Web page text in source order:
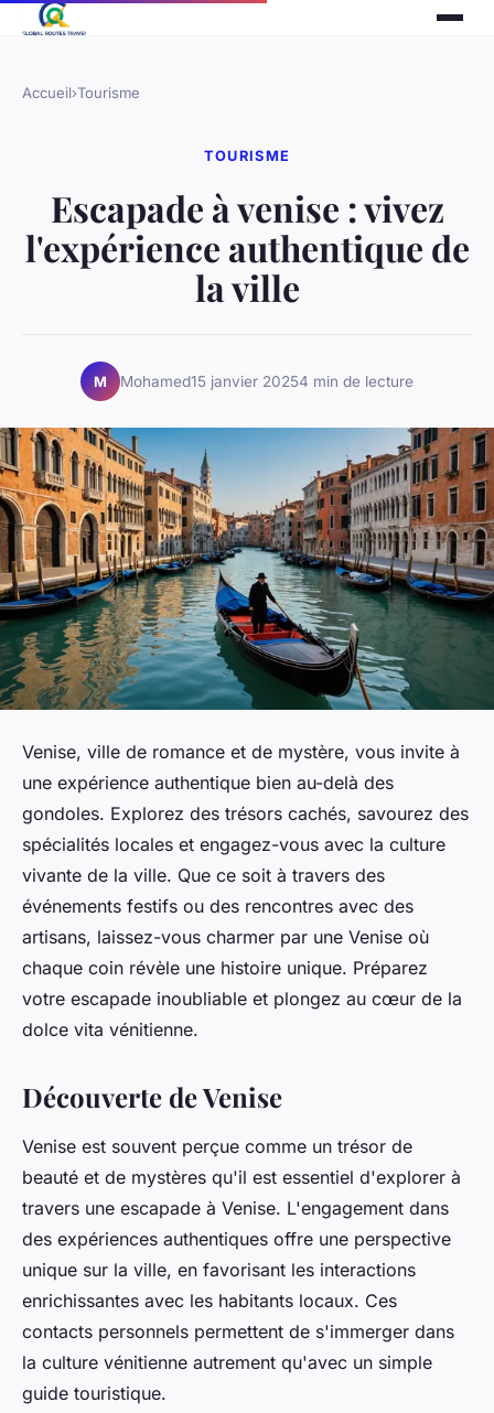
Accueil›Tourisme
TOURISME
Escapade à venise : vivez
l'expérience authentique de
la ville
M Mohamed15 janvier 20254 min de lecture
Venise, ville de romance et de mystère, vous invite à
une expérience authentique bien au-delà des
gondoles. Explorez des trésors cachés, savourez des
spécialités locales et engagez-vous avec la culture
vivante de la ville. Que ce soit à travers des
événements festifs ou des rencontres avec des
artisans, laissez-vous charmer par une Venise où
chaque coin révèle une histoire unique. Préparez
votre escapade inoubliable et plongez au cœur de la
dolce vita vénitienne.
Découverte de Venise
Venise est souvent perçue comme un trésor de
beauté et de mystères qu'il est essentiel d'explorer à
travers une escapade à Venise. L'engagement dans
des expériences authentiques offre une perspective
unique sur la ville, en favorisant les interactions
enrichissantes avec les habitants locaux. Ces
contacts personnels permettent de s'immerger dans
la culture vénitienne autrement qu'avec un simple
guide touristique.